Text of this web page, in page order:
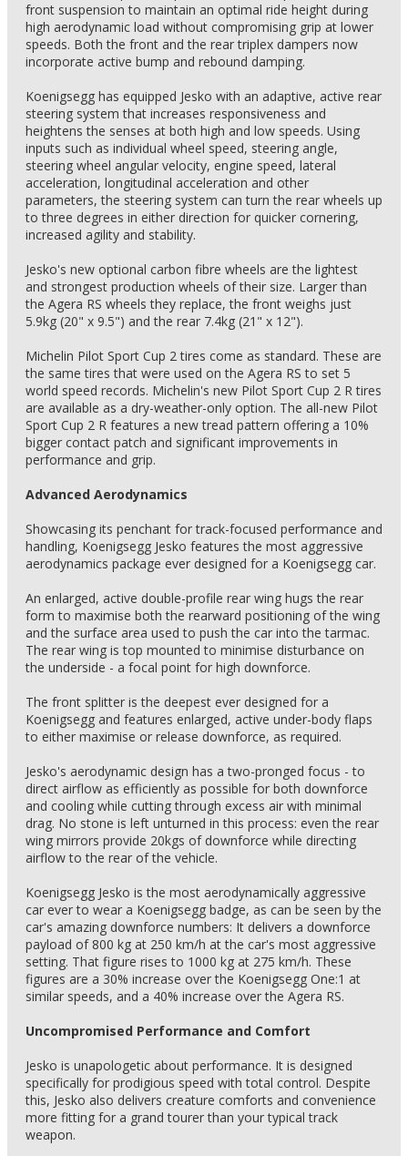
front suspension to maintain an optimal ride height during
high aerodynamic load without compromising grip at lower
speeds. Both the front and the rear triplex dampers now
incorporate active bump and rebound damping.
Koenigsegg has equipped Jesko with an adaptive, active rear
steering system that increases responsiveness and
heightens the senses at both high and low speeds. Using
inputs such as individual wheel speed, steering angle,
steering wheel angular velocity, engine speed, lateral
acceleration, longitudinal acceleration and other
parameters, the steering system can turn the rear wheels up
to three degrees in either direction for quicker cornering,
increased agility and stability.
Jesko's new optional carbon fibre wheels are the lightest
and strongest production wheels of their size. Larger than
the Agera RS wheels they replace, the front weighs just
5.9kg (20" x 9.5") and the rear 7.4kg (21" x 12").
Michelin Pilot Sport Cup 2 tires come as standard. These are
the same tires that were used on the Agera RS to set 5
world speed records. Michelin's new Pilot Sport Cup 2 R tires
are available as a dry-weather-only option. The all-new Pilot
Sport Cup 2 R features a new tread pattern offering a 10%
bigger contact patch and significant improvements in
performance and grip.
Advanced Aerodynamics
Showcasing its penchant for track-focused performance and
handling, Koenigsegg Jesko features the most aggressive
aerodynamics package ever designed for a Koenigsegg car.
An enlarged, active double-profile rear wing hugs the rear
form to maximise both the rearward positioning of the wing
and the surface area used to push the car into the tarmac.
The rear wing is top mounted to minimise disturbance on
the underside - a focal point for high downforce.
The front splitter is the deepest ever designed for a
Koenigsegg and features enlarged, active under-body flaps
to either maximise or release downforce, as required.
Jesko's aerodynamic design has a two-pronged focus - to
direct airflow as efficiently as possible for both downforce
and cooling while cutting through excess air with minimal
drag. No stone is left unturned in this process: even the rear
wing mirrors provide 20kgs of downforce while directing
airflow to the rear of the vehicle.
Koenigsegg Jesko is the most aerodynamically aggressive
car ever to wear a Koenigsegg badge, as can be seen by the
car's amazing downforce numbers: It delivers a downforce
payload of 800 kg at 250 km/h at the car's most aggressive
setting. That figure rises to 1000 kg at 275 km/h. These
figures are a 30% increase over the Koenigsegg One:1 at
similar speeds, and a 40% increase over the Agera RS.
Uncompromised Performance and Comfort
Jesko is unapologetic about performance. It is designed
specifically for prodigious speed with total control. Despite
this, Jesko also delivers creature comforts and convenience
more fitting for a grand tourer than your typical track
weapon.